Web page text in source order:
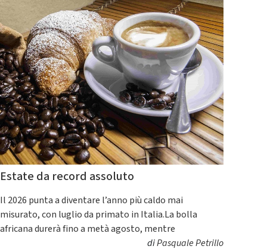
Estate da record assoluto
Il 2026 punta a diventare l’anno più caldo mai
misurato, con luglio da primato in Italia.La bolla
africana durerà fino a metà agosto, mentre
diPasquale Petrillo